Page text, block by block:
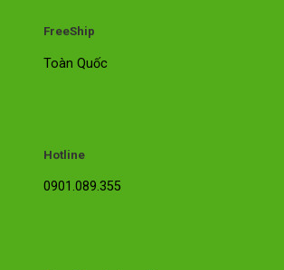
FreeShip
Toàn Quốc
Hotline
0901.089.355